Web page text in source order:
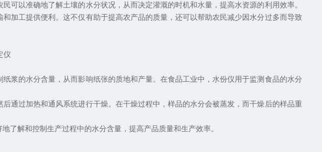
以准确地了解土壤的水分状况，从而决定灌溉的时机和水量，提高水资源的利用效率。
加工提供便利。这不仅有助于提高农产品的质量，还可以帮助农民减少因水分过多而导致
的水分含量，从而影响纸张的质地和产量。在食品工业中，水份仪用于监测食品的水分
过加热和通风系统进行干燥。在干燥过程中，样品的水分会被蒸发，而干燥后的样品重
解和控制生产过程中的水分含量，提高产品质量和生产效率。